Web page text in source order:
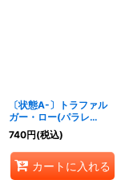
〔状態A-〕トラファル
ガー・ロー(パラレ
ル/illust:Hokuyuu)
【R/P】{OP07-047}
740円(税込)
カートに入れる